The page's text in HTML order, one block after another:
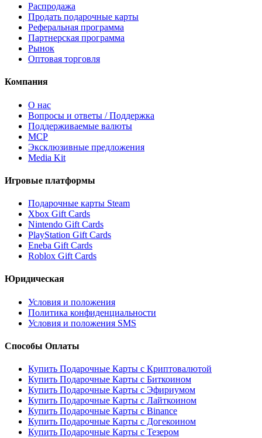
Распродажа
Продать подарочные карты
Реферальная программа
Партнерская программа
Рынок
Оптовая торговля
Компания
О нас
Вопросы и ответы / Поддержка
Поддерживаемые валюты
MCP
Эксклюзивные предложения
Media Kit
Игровые платформы
Подарочные карты Steam
Xbox Gift Cards
Nintendo Gift Cards
PlayStation Gift Cards
Eneba Gift Cards
Roblox Gift Cards
Юридическая
Условия и положения
Политика конфиденциальности
Условия и положения SMS
Способы Оплаты
Купить Подарочные Карты с Криптовалютой
Купить Подарочные Карты с Биткоином
Купить Подарочные Карты с Эфириумом
Купить Подарочные Карты с Лайткоином
Купить Подарочные Карты с Binance
Купить Подарочные Карты с Догекоином
Купить Подарочные Карты с Тезером